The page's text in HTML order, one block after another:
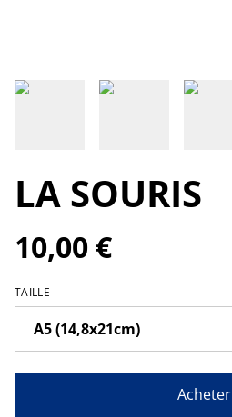
LA SOURIS
10,00 €
TAILLE
Acheter